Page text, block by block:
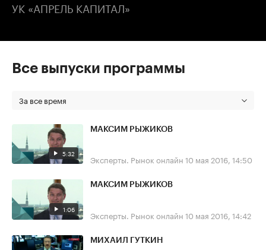
УК «АПРЕЛЬ КАПИТАЛ»
Все выпуски программы
За все время
5:32
МАКСИМ РЫЖИКОВ
Эксперты. Рынок онлайн 10 мая 2016, 14:50
1:06
МАКСИМ РЫЖИКОВ
Эксперты. Рынок онлайн 10 мая 2016, 14:42
МИХАИЛ ГУТКИН